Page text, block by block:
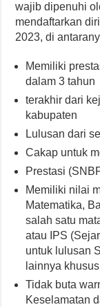
wajib dipenuhi
mendaftarkan
2023, di
Memiliki
dalam 3 tahun
terakhir dari
kabupaten
Lulusan dari
Cakap untuk
Prestasi
Memiliki nilai
Matematika,
salah satu
atau IPS
untuk lulusan
lainnya
Tidak buta
Keselamatan